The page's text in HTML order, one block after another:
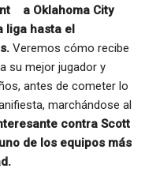
a Oklahoma City
liga hasta el
Veremos cómo recibe
su mejor jugador y
antes de cometer lo
marchándose al
contra Scott
de los equipos más